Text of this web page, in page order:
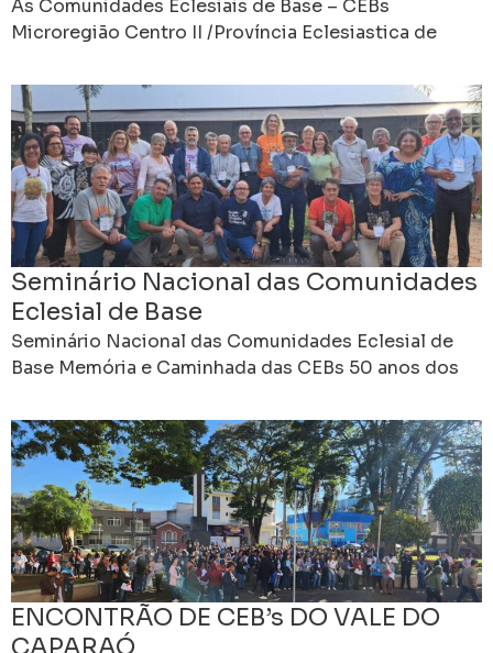
encontro das CEBs
As Comunidades Eclesiais de Base – CEBs
Microregião Centro II /Província Eclesiastica de
julho/2025
Seminário Nacional das Comunidades
Eclesial de Base
Seminário Nacional das Comunidades Eclesial de
Base Memória e Caminhada das CEBs 50 anos dos
ENCONTRÃO DE CEB’s DO VALE DO
CAPARAÓ